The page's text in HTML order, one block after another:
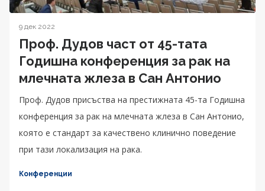
9 дек 2022
Проф. Дудов част от 45-тата
Годишна конференция за рак на
млечната жлеза в Сан Антонио
Проф. Дудов присъства на престижната 45-та Годишна
конференция за рак на млечната жлеза в Сан Антонио,
която е стандарт за качествено клинично поведение
при тази локализация на рака.
Конференции